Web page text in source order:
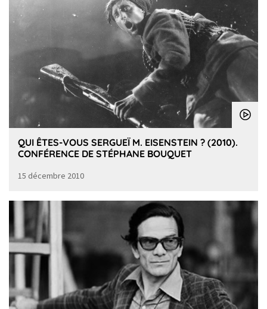
QUI ÊTES-VOUS SERGUEÏ M. EISENSTEIN ? (2010).
CONFÉRENCE DE STÉPHANE BOUQUET
15 décembre 2010